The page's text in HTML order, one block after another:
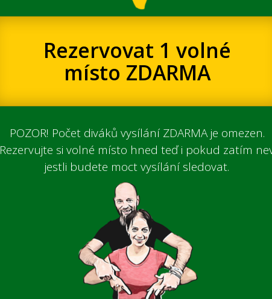
Rezervovat 1 volné
místo ZDARMA
POZOR! Počet diváků vysílání ZDARMA je omezen.
Rezervujte si volné místo hned teď i pokud zatím
jestli budete moct vysílání sledovat.